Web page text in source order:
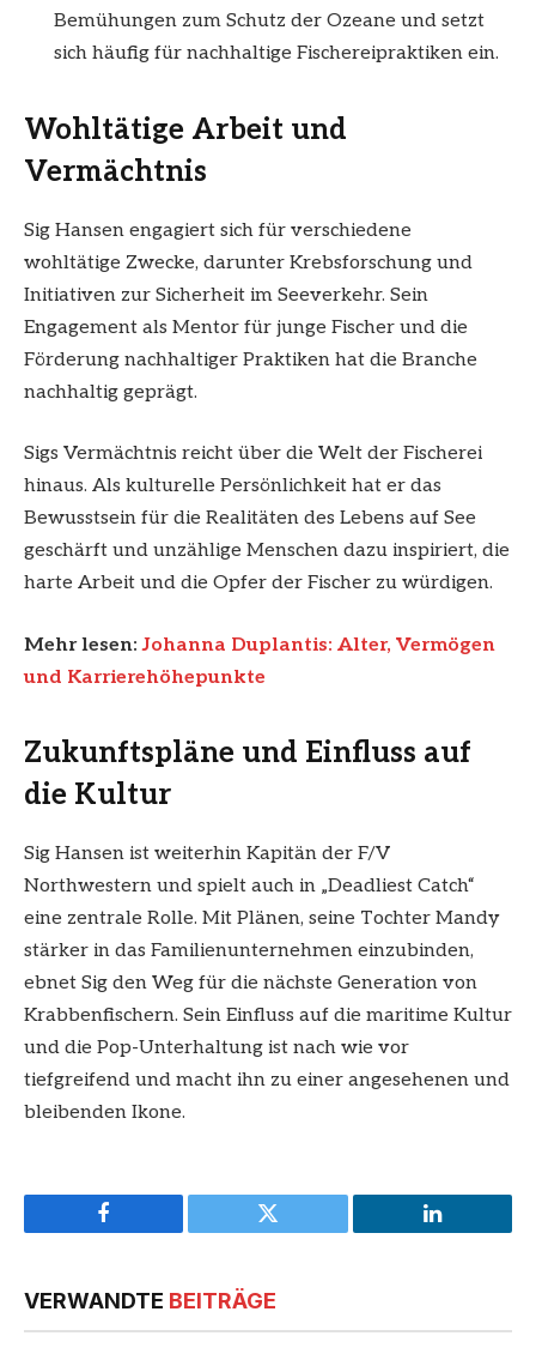
Bemühungen zum Schutz der Ozeane und setzt
sich häufig für nachhaltige Fischereipraktiken ein.
Wohltätige Arbeit und
Vermächtnis
Sig Hansen engagiert sich für verschiedene
wohltätige Zwecke, darunter Krebsforschung und
Initiativen zur Sicherheit im Seeverkehr. Sein
Engagement als Mentor für junge Fischer und die
Förderung nachhaltiger Praktiken hat die Branche
nachhaltig geprägt.
Sigs Vermächtnis reicht über die Welt der Fischerei
hinaus. Als kulturelle Persönlichkeit hat er das
Bewusstsein für die Realitäten des Lebens auf See
geschärft und unzählige Menschen dazu inspiriert, die
harte Arbeit und die Opfer der Fischer zu würdigen.
Mehr lesen:Johanna Duplantis: Alter, Vermögen
und Karrierehöhepunkte
Zukunftspläne und Einfluss auf
die Kultur
Sig Hansen ist weiterhin Kapitän der F/V
Northwestern und spielt auch in „Deadliest Catch“
eine zentrale Rolle. Mit Plänen, seine Tochter Mandy
stärker in das Familienunternehmen einzubinden,
ebnet Sig den Weg für die nächste Generation von
Krabbenfischern. Sein Einfluss auf die maritime Kultur
und die Pop-Unterhaltung ist nach wie vor
tiefgreifend und macht ihn zu einer angesehenen und
bleibenden Ikone.
Facebook Twitter LinkedIn
VERWANDTE BEITRÄGE